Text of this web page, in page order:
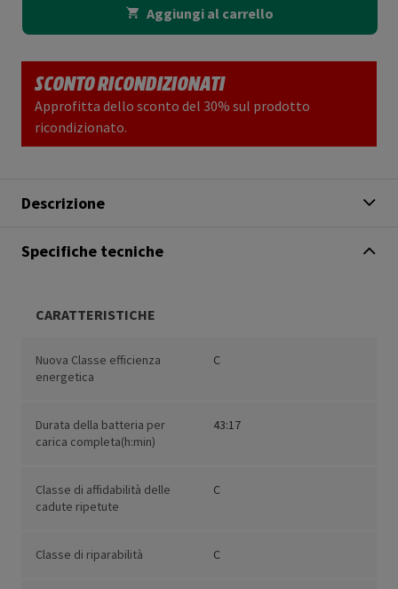
Aggiungi al carrello
SCONTO RICONDIZIONATI
Approfitta dello sconto del 30% sul prodotto
ricondizionato.
Descrizione
Specifiche tecniche
CARATTERISTICHE
Nuova Classe efficienza
energetica
C
Durata della batteria per
carica completa(h:min)
43:17
Classe di affidabilità delle
cadute ripetute
C
Classe di riparabilità C